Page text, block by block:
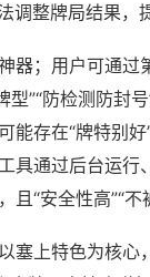
调整牌局结果，
器；用户可通过
型”“防检测防封
能存在“牌特别好
具通过后台运行
且“安全性高”“不
塞上特色为核心